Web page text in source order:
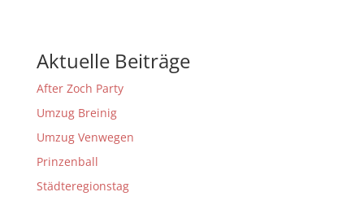
Aktuelle Beiträge
After Zoch Party
Umzug Breinig
Umzug Venwegen
Prinzenball
Städteregionstag